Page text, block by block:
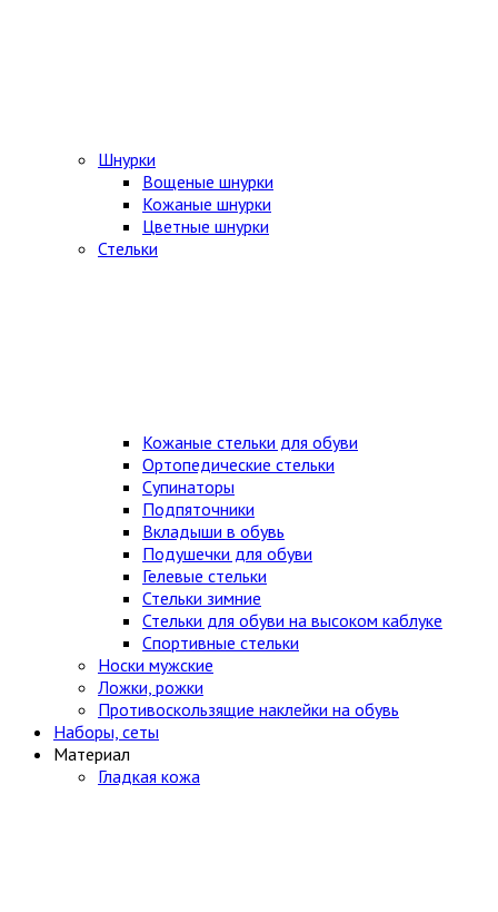
Шнурки
Вощеные шнурки
Кожаные шнурки
Цветные шнурки
Стельки
Кожаные стельки для обуви
Ортопедические стельки
Супинаторы
Подпяточники
Вкладыши в обувь
Подушечки для обуви
Гелевые стельки
Стельки зимние
Стельки для обуви на высоком каблуке
Спортивные стельки
Носки мужские
Ложки, рожки
Противоскользящие наклейки на обувь
Наборы, сеты
Материал
Гладкая кожа